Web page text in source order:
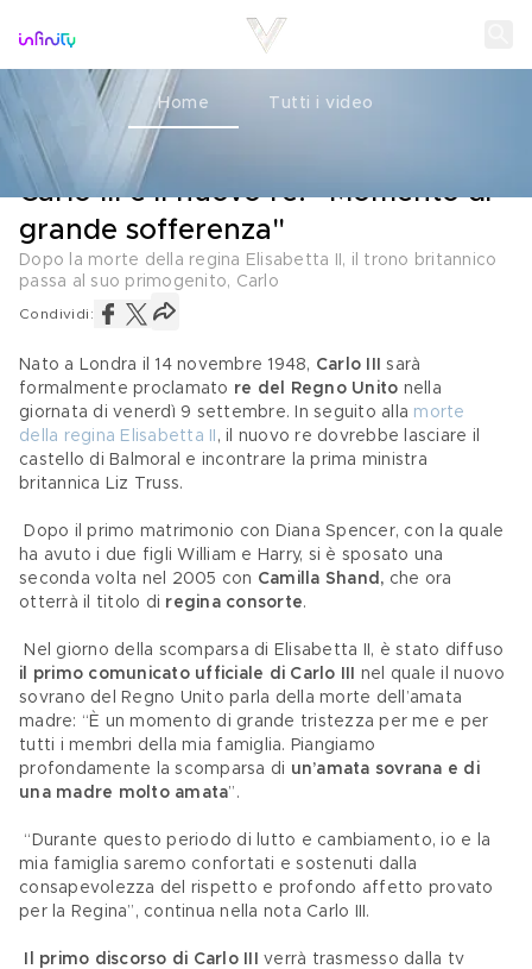
Home Tutti i video
ROYALS
Carlo III è il nuovo re: “Momento di
grande sofferenza"
Dopo la morte della regina Elisabetta II, il trono britannico
passa al suo primogenito, Carlo
Condividi:
Nato a Londra il 14 novembre 1948, Carlo III
sarà
formalmente proclamato re del Regno Unito nella
giornata di venerdì 9 settembre. In seguito alla morte
della regina Elisabetta II
, il nuovo re dovrebbe lasciare il
castello di Balmoral e incontrare la prima ministra
britannica Liz Truss.
ha avuto i due figli William e Harry, si è sposato una
seconda volta nel 2005 con Camilla Shand, che ora
otterrà il titolo di regina consorte.
Nel giorno della scomparsa di Elisabetta II, è stato diffuso
il primo comunicato ufficiale di Carlo III
nel quale il nuovo
sovrano del Regno Unito parla della morte dell’amata
madre: “È un momento di grande tristezza per me e per
tutti i membri della mia famiglia. Piangiamo
profondamente la scomparsa di un’amata sovrana e di
una madre molto amata”.
mia famiglia saremo confortati e sostenuti dalla
consapevolezza del rispetto e profondo affetto provato
per la Regina”, continua nella nota Carlo III.
Il primo discorso di Carlo III
verrà trasmesso dalla tv